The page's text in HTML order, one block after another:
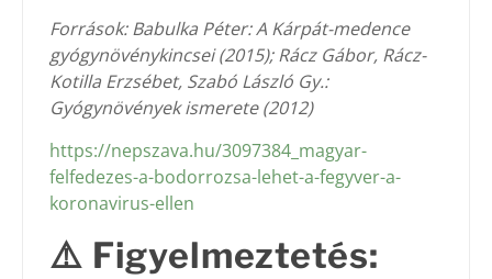
Források: Babulka Péter: A Kárpát-medence
gyógynövénykincsei (2015); Rácz Gábor, Rácz-
Kotilla Erzsébet, Szabó László Gy.:
Gyógynövények ismerete (2012)
https://nepszava.hu/3097384_magyar-
felfedezes-a-bodorrozsa-lehet-a-fegyver-a-
koronavirus-ellen
⚠️ Figyelmeztetés: